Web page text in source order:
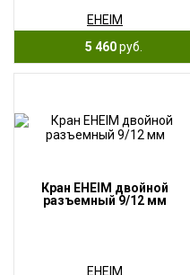
EHEIM
5 460руб.
Кран EHEIM двойной
разъемный 9/12 мм
EHEIM